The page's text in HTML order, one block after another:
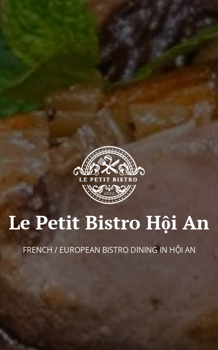
Le Petit Bistro Hội An
FRENCH / EUROPEAN BISTRO DINING IN HỘI AN